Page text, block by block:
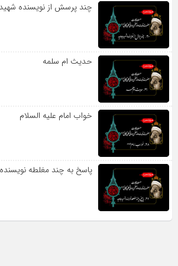
چند پرسش از نویسنده
حدیث ام سلمه
خواب امام علیه السلام
پاسخ به چند مغلطه